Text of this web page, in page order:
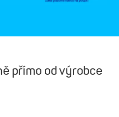
přímo od výrobce